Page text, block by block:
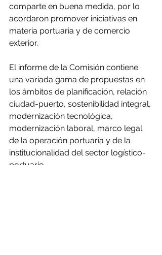
comparte en buena medida, por lo
acordaron promover iniciativas en
materia portuaria y de comercio
exterior.
El informe de la Comisión contiene
una variada gama de propuestas en
los ámbitos de planificación, relación
ciudad-puerto, sostenibilidad integral,
modernización tecnológica,
modernización laboral, marco legal
de la operación portuaria y de la
institucionalidad del sector logístico-
portuario.